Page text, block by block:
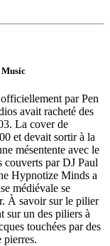
Music
par Pen
avait racheté des
La cover de
et devait sortir à la
mésentente avec le
couverts par DJ Paul
Hypnotize Minds a
médiévale se
À savoir sur le pilier
sur un des piliers à
touchées par des
pierres.